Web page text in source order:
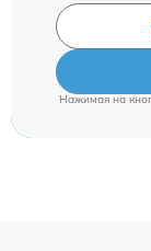
Нажимая на